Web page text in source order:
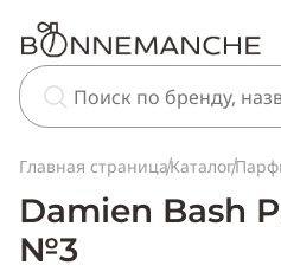
Главная страницаКаталог
Damien Bash
№3